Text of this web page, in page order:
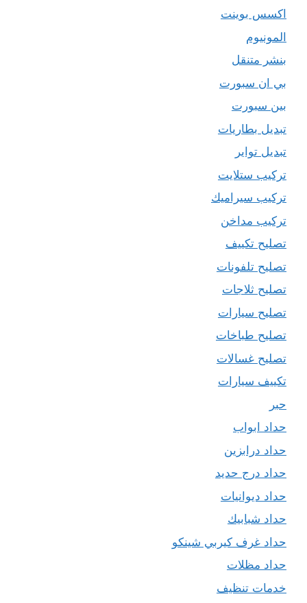
اكسس بوينت
المونيوم
بنشر متنقل
بي ان سبورت
بين سبورت
تبديل بطاريات
تبديل تواير
تركيب ستلايت
تركيب سيراميك
تركيب مداخن
تصليح تكييف
تصليح تلفونات
تصليح ثلاجات
تصليح سيارات
تصليح طباخات
تصليح غسالات
تكييف سيارات
حبر
حداد ابواب
حداد درابزين
حداد درج حديد
حداد ديوانيات
حداد شبابيك
حداد غرف كيربي شينكو
حداد مظلات
خدمات تنظيف